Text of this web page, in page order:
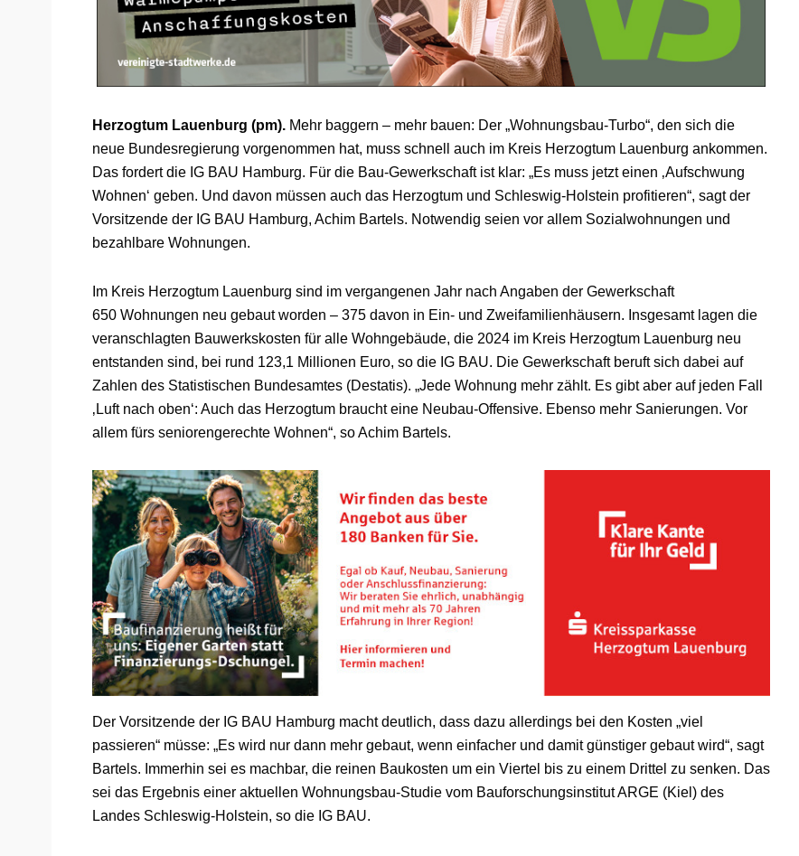
Herzogtum Lauenburg (pm). Mehr baggern – mehr bauen: Der „Wohnungsbau-Turbo“, den sich die
neue Bundesregierung vorgenommen hat, muss schnell auch im Kreis Herzogtum Lauenburg ankommen.
Das fordert die IG BAU Hamburg. Für die Bau-Gewerkschaft ist klar: „Es muss jetzt einen ‚Aufschwung
Wohnen‘ geben. Und davon müssen auch das Herzogtum und Schleswig-Holstein profitieren“, sagt der
Vorsitzende der IG BAU Hamburg, Achim Bartels. Notwendig seien vor allem Sozialwohnungen und
bezahlbare Wohnungen.
Im Kreis Herzogtum Lauenburg sind im vergangenen Jahr nach Angaben der Gewerkschaft
650 Wohnungen neu gebaut worden – 375 davon in Ein- und Zweifamilienhäusern. Insgesamt lagen die
veranschlagten Bauwerkskosten für alle Wohngebäude, die 2024 im Kreis Herzogtum Lauenburg neu
entstanden sind, bei rund 123,1 Millionen Euro, so die IG BAU. Die Gewerkschaft beruft sich dabei auf
Zahlen des Statistischen Bundesamtes (Destatis). „Jede Wohnung mehr zählt. Es gibt aber auf jeden Fall
‚Luft nach oben‘: Auch das Herzogtum braucht eine Neubau-Offensive. Ebenso mehr Sanierungen. Vor
allem fürs seniorengerechte Wohnen“, so Achim Bartels.
Der Vorsitzende der IG BAU Hamburg macht deutlich, dass dazu allerdings bei den Kosten „viel
passieren“ müsse: „Es wird nur dann mehr gebaut, wenn einfacher und damit günstiger gebaut wird“, sagt
Bartels. Immerhin sei es machbar, die reinen Baukosten um ein Viertel bis zu einem Drittel zu senken. Das
sei das Ergebnis einer aktuellen Wohnungsbau-Studie vom Bauforschungsinstitut ARGE (Kiel) des
Landes Schleswig-Holstein, so die IG BAU.